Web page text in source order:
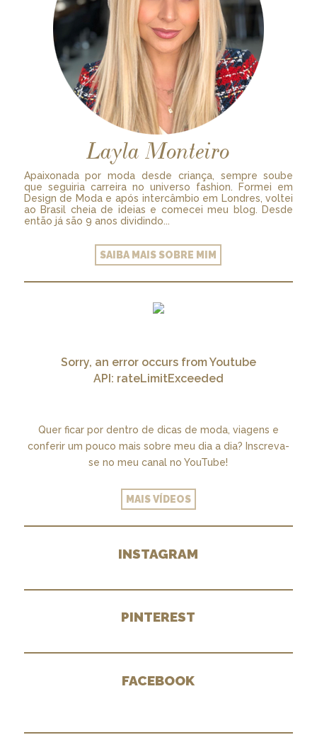
Layla Monteiro
Apaixonada por moda desde criança, sempre soube
que seguiria carreira no universo fashion. Formei em
Design de Moda e após intercâmbio em Londres, voltei
ao Brasil cheia de ideias e comecei meu blog. Desde
então já são 9 anos dividindo...
SAIBA MAIS SOBRE MIM
Sorry, an error occurs from Youtube
API: rateLimitExceeded
Quer ficar por dentro de dicas de moda, viagens e
conferir um pouco mais sobre meu dia a dia? Inscreva-
se no meu canal no YouTube!
MAIS VÍDEOS
INSTAGRAM
PINTEREST
FACEBOOK